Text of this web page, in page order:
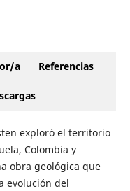
a Referencias
exploró el territorio
Colombia y
obra geológica que
evolución del